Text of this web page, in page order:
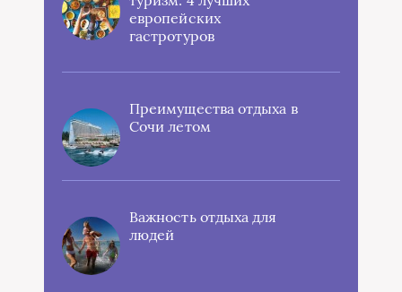
европейских
гастротуров
Преимущества отдыха в
Сочи летом
Важность отдыха для
людей